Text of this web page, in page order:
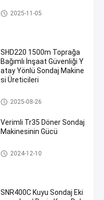
Rotary sondaj makinaları
2025-11-05
SHD220 1500m Toprağa
Bağımlı İnşaat Güvenliği Y
atay Yönlü Sondaj Makine
si Üreticileri
Yatay yönlü sondaj Rig
2025-08-26
Verimli Tr35 Döner Sondaj
Makinesinin Gücü
Rotary sondaj makinaları
2024-12-10
SNR400C Kuyu Sondaj Eki